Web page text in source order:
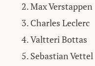
Max
Charles
Valtteri
Sebastian